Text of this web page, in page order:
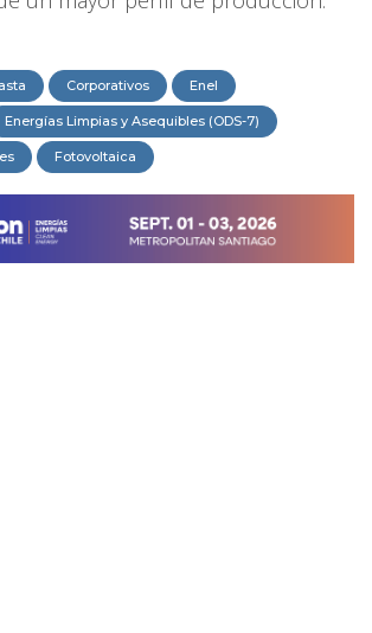
Corporativos Enel
Energías Limpias y Asequibles (ODS-7)
Fotovoltaica